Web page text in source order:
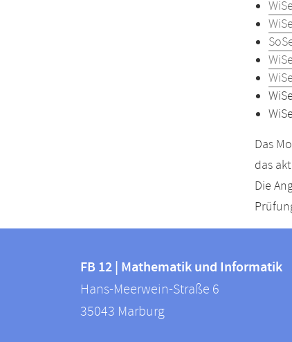
Das
das
Die
Informationen
FB
12
FB 12 | Mathematik und Informatik
Hans-Meerwein-Straße 6
35043 Marburg